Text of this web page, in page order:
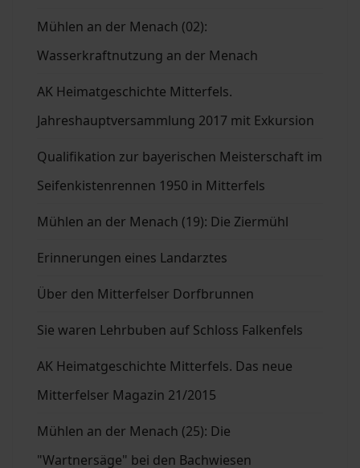
Mühlen an der Menach (02):
Wasserkraftnutzung an der Menach
AK Heimatgeschichte Mitterfels.
Jahreshauptversammlung 2017 mit Exkursion
Qualifikation zur bayerischen Meisterschaft im
Seifenkistenrennen 1950 in Mitterfels
Mühlen an der Menach (19): Die Ziermühl
Erinnerungen eines Landarztes
Über den Mitterfelser Dorfbrunnen
Sie waren Lehrbuben auf Schloss Falkenfels
AK Heimatgeschichte Mitterfels. Das neue
Mitterfelser Magazin 21/2015
Mühlen an der Menach (25): Die
"Wartnersäge" bei den Bachwiesen